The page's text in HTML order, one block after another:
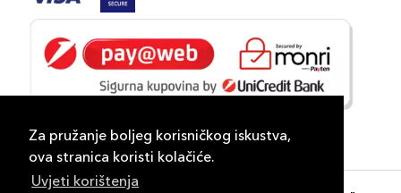
Za pružanje boljeg korisničkog iskustva,
ova stranica koristi kolačiće.
Uvjeti korištenja